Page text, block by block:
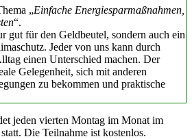
„Einfache Energiesparmaßnahmen,
“.
gut für den Geldbeutel, sondern auch ein
Jeder von uns kann durch
einen Unterschied machen. Der
Gelegenheit, sich mit anderen
zu bekommen und praktische
jeden vierten Montag im Monat im
Die Teilnahme ist kostenlos.